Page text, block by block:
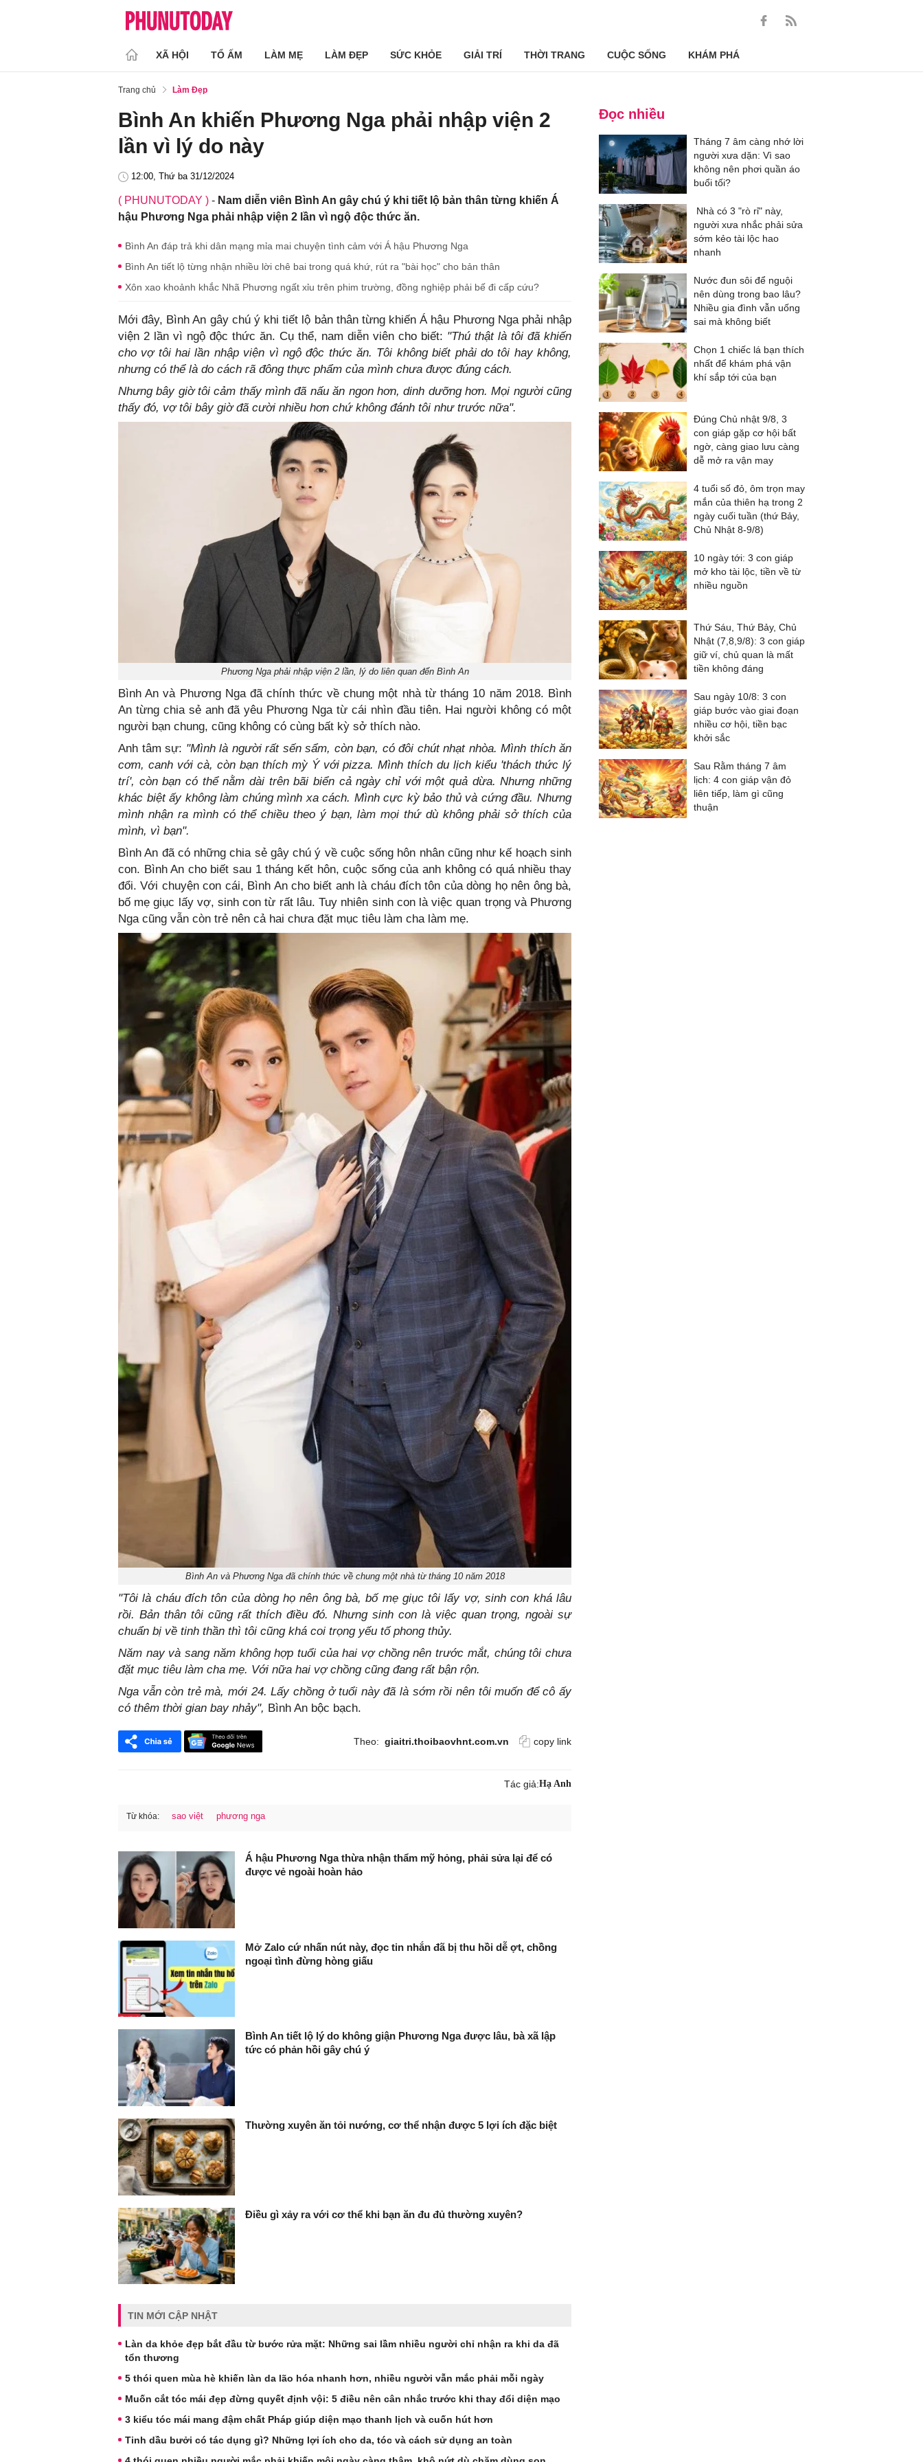
XÃ HỘI TỔ ẤM LÀM MẸ LÀM ĐẸP SỨC KHỎE GIẢI TRÍ THỜI TRANG CUỘC SỐNG KHÁM PHÁ
Trang chủ Làm Đẹp
Bình An khiến Phương Nga phải nhập viện 2
lần vì lý do này
12:00, Thứ ba 31/12/2024
( PHUNUTODAY ) - Nam diễn viên Bình An gây chú ý khi tiết lộ bản thân từng khiến Á
hậu Phương Nga phải nhập viện 2 lần vì ngộ độc thức ăn.
Bình An đáp trả khi dân mạng mỉa mai chuyện tình cảm với Á hậu Phương Nga
Bình An tiết lộ từng nhận nhiều lời chê bai trong quá khứ, rút ra "bài học" cho bản thân
Xôn xao khoảnh khắc Nhã Phương ngất xỉu trên phim trường, đồng nghiệp phải bế đi cấp cứu?
Mới đây, Bình An gây chú ý khi tiết lộ bản thân từng khiến Á hậu Phương Nga phải nhập
viện 2 lần vì ngộ độc thức ăn. Cụ thể, nam diễn viên cho biết: "Thú thật là tôi đã khiến
cho vợ tôi hai lần nhập viện vì ngộ độc thức ăn. Tôi không biết phải do tôi hay không,
nhưng có thể là do cách rã đông thực phẩm của mình chưa được đúng cách.
Nhưng bây giờ tôi cảm thấy mình đã nấu ăn ngon hơn, dinh dưỡng hơn. Mọi người cũng
thấy đó, vợ tôi bây giờ đã cười nhiều hơn chứ không đánh tôi như trước nữa".
Phương Nga phải nhập viện 2 lần, lý do liên quan đến Bình An
Bình An và Phương Nga đã chính thức về chung một nhà từ tháng 10 năm 2018. Bình
An từng chia sẻ anh đã yêu Phương Nga từ cái nhìn đầu tiên. Hai người không có một
người bạn chung, cũng không có cùng bất kỳ sở thích nào.
Anh tâm sự: "Mình là người rất sến sẩm, còn bạn, có đôi chút nhạt nhòa. Mình thích ăn
cơm, canh với cà, còn bạn thích mỳ Ý với pizza. Mình thích du lịch kiểu 'thách thức lý
trí', còn bạn có thể nằm dài trên bãi biển cả ngày chỉ với một quả dừa. Nhưng những
khác biệt ấy không làm chúng mình xa cách. Mình cực kỳ bảo thủ và cứng đầu. Nhưng
mình nhận ra mình có thể chiều theo ý bạn, làm mọi thứ dù không phải sở thích của
mình, vì bạn".
Bình An đã có những chia sẻ gây chú ý về cuộc sống hôn nhân cũng như kế hoạch sinh
con. Bình An cho biết sau 1 tháng kết hôn, cuộc sống của anh không có quá nhiều thay
đổi. Với chuyện con cái, Bình An cho biết anh là cháu đích tôn của dòng họ nên ông bà,
bố mẹ giục lấy vợ, sinh con từ rất lâu. Tuy nhiên sinh con là việc quan trọng và Phương
Nga cũng vẫn còn trẻ nên cả hai chưa đặt mục tiêu làm cha làm mẹ.
Bình An và Phương Nga đã chính thức về chung một nhà từ tháng 10 năm 2018
"Tôi là cháu đích tôn của dòng họ nên ông bà, bố mẹ giục tôi lấy vợ, sinh con khá lâu
rồi. Bản thân tôi cũng rất thích điều đó. Nhưng sinh con là việc quan trọng, ngoài sự
chuẩn bị về tinh thần thì tôi cũng khá coi trọng yếu tố phong thủy.
Năm nay và sang năm không hợp tuổi của hai vợ chồng nên trước mắt, chúng tôi chưa
đặt mục tiêu làm cha mẹ. Với nữa hai vợ chồng cũng đang rất bận rộn.
Nga vẫn còn trẻ mà, mới 24. Lấy chồng ở tuổi này đã là sớm rồi nên tôi muốn để cô ấy
có thêm thời gian bay nhảy", Bình An bộc bạch.
Theo: giaitri.thoibaovhnt.com.vn copy link
Tác giả:Hạ Anh
Từ khóa: sao việt phương nga
Á hậu Phương Nga thừa nhận thẩm mỹ hỏng, phải sửa lại để có
được vẻ ngoài hoàn hảo
Mở Zalo cứ nhấn nút này, đọc tin nhắn đã bị thu hồi dễ ợt, chồng
ngoại tình đừng hòng giấu
Bình An tiết lộ lý do không giận Phương Nga được lâu, bà xã lập
tức có phản hồi gây chú ý
Thường xuyên ăn tỏi nướng, cơ thể nhận được 5 lợi ích đặc biệt
Điều gì xảy ra với cơ thể khi bạn ăn đu đủ thường xuyên?
TIN MỚI CẬP NHẬT
Làn da khỏe đẹp bắt đầu từ bước rửa mặt: Những sai lầm nhiều người chỉ nhận ra khi da đã
tổn thương
5 thói quen mùa hè khiến làn da lão hóa nhanh hơn, nhiều người vẫn mắc phải mỗi ngày
Muốn cắt tóc mái đẹp đừng quyết định vội: 5 điều nên cân nhắc trước khi thay đổi diện mạo
3 kiểu tóc mái mang đậm chất Pháp giúp diện mạo thanh lịch và cuốn hút hơn
Tinh dầu bưởi có tác dụng gì? Những lợi ích cho da, tóc và cách sử dụng an toàn
Đọc nhiều
Tháng 7 âm càng nhớ lời
người xưa dặn: Vì sao
không nên phơi quần áo
buổi tối?
Nhà có 3 "rò rỉ" này,
người xưa nhắc phải sửa
sớm kẻo tài lộc hao
nhanh
Nước đun sôi để nguội
nên dùng trong bao lâu?
Nhiều gia đình vẫn uống
sai mà không biết
Chọn 1 chiếc lá bạn thích
nhất để khám phá vận
khí sắp tới của bạn
Đúng Chủ nhật 9/8, 3
con giáp gặp cơ hội bất
ngờ, càng giao lưu càng
dễ mở ra vận may
4 tuổi số đỏ, ôm trọn may
mắn của thiên hạ trong 2
ngày cuối tuần (thứ Bảy,
Chủ Nhật 8-9/8)
10 ngày tới: 3 con giáp
mở kho tài lộc, tiền về từ
nhiều nguồn
Thứ Sáu, Thứ Bảy, Chủ
Nhật (7,8,9/8): 3 con giáp
giữ ví, chủ quan là mất
tiền không đáng
Sau ngày 10/8: 3 con
giáp bước vào giai đoạn
nhiều cơ hội, tiền bạc
khởi sắc
Sau Rằm tháng 7 âm
lịch: 4 con giáp vận đỏ
liên tiếp, làm gì cũng
thuận